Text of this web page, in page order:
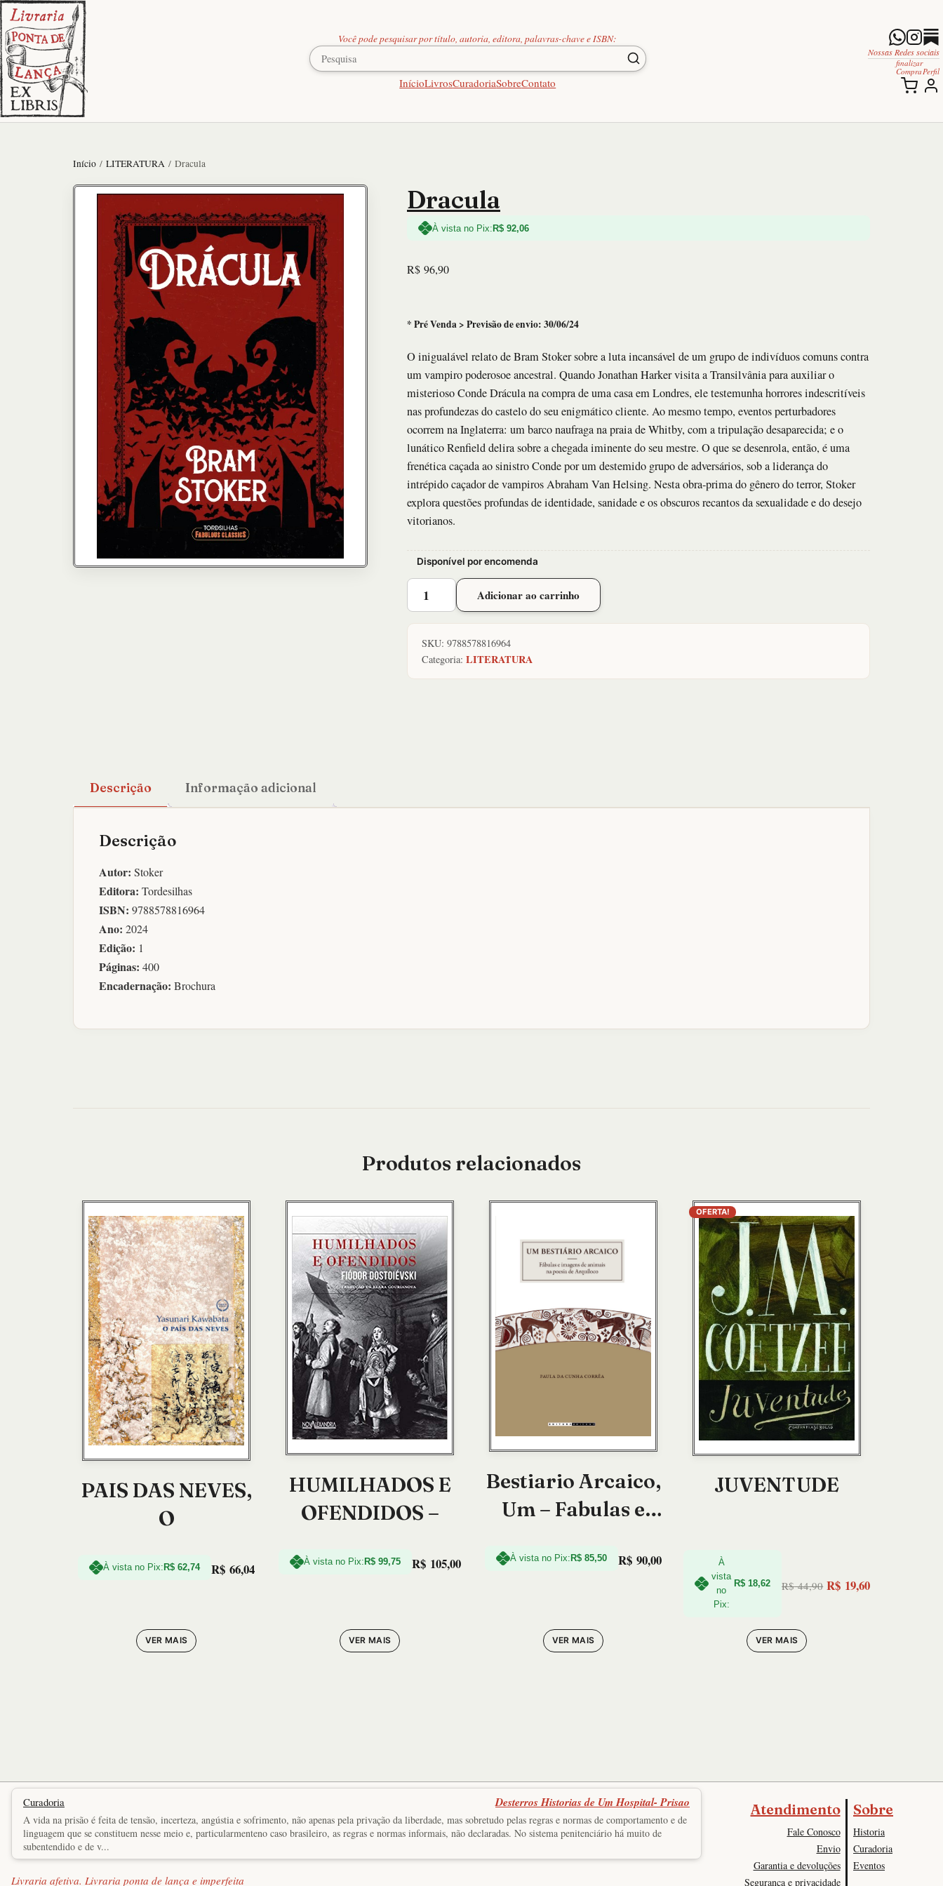
Você pode pesquisar por título, autoria, editora, palavras-chave e ISBN:
InícioLivrosCuradoriaSobreContato
Nossas Redes sociais
finalizar
Compra Perfil
Início / LITERATURA / Dracula
Dracula
À vista no Pix:R$ 92,06
R$ 96,90
* Pré Venda > Previsão de envio: 30/06/24
O inigualável relato de Bram Stoker sobre a luta incansável de um grupo de indivíduos comuns contra
um vampiro poderosoe ancestral. Quando Jonathan Harker visita a Transilvânia para auxiliar o
misterioso Conde Drácula na compra de uma casa em Londres, ele testemunha horrores indescritíveis
nas profundezas do castelo do seu enigmático cliente. Ao mesmo tempo, eventos perturbadores
ocorrem na Inglaterra: um barco naufraga na praia de Whitby, com a tripulação desaparecida; e o
lunático Renfield delira sobre a chegada iminente do seu mestre. O que se desenrola, então, é uma
frenética caçada ao sinistro Conde por um destemido grupo de adversários, sob a liderança do
intrépido caçador de vampiros Abraham Van Helsing. Nesta obra-prima do gênero do terror, Stoker
explora questões profundas de identidade, sanidade e os obscuros recantos da sexualidade e do desejo
vitorianos.
Disponível por encomenda
Dracula
quantidade
Adicionar ao carrinho
SKU: 9788578816964
Categoria: LITERATURA
Descrição Informação adicional
Descrição
Autor: Stoker
Editora: Tordesilhas
ISBN: 9788578816964
Ano: 2024
Edição: 1
Páginas: 400
Encadernação: Brochura
Produtos relacionados
PAIS DAS NEVES,
O
À vista no Pix: R$ 62,74 R$ 66,04
VER MAIS
HUMILHADOS E
OFENDIDOS –
À vista no Pix: R$ 99,75 R$ 105,00
VER MAIS
Bestiario Arcaico,
Um – Fabulas e
Animais na Poesia
À vista no Pix: R$ 85,50 R$ 90,00
VER MAIS
OFERTA!
JUVENTUDE
À
vista
no
Pix:
R$ 18,62 R$44,90 R$ 19,60
VER MAIS
Curadoria Desterros Historias de Um Hospital- Prisao
A vida na prisão é feita de tensão, incerteza, angústia e sofrimento, não apenas pela privação da liberdade, mas sobretudo pelas regras e normas de comportamento e de
linguagem que se constituem nesse meio e, particularmenteno caso brasileiro, as regras e normas informais, não declaradas. No sistema penitenciário há muito de
subentendido e de v...
Livraria afetiva. Livraria ponta de lança e imperfeita
Atendimento
Fale Conosco
Envio
Garantia e devoluções
Segurança e privacidade
Sobre
Historia
Curadoria
Eventos